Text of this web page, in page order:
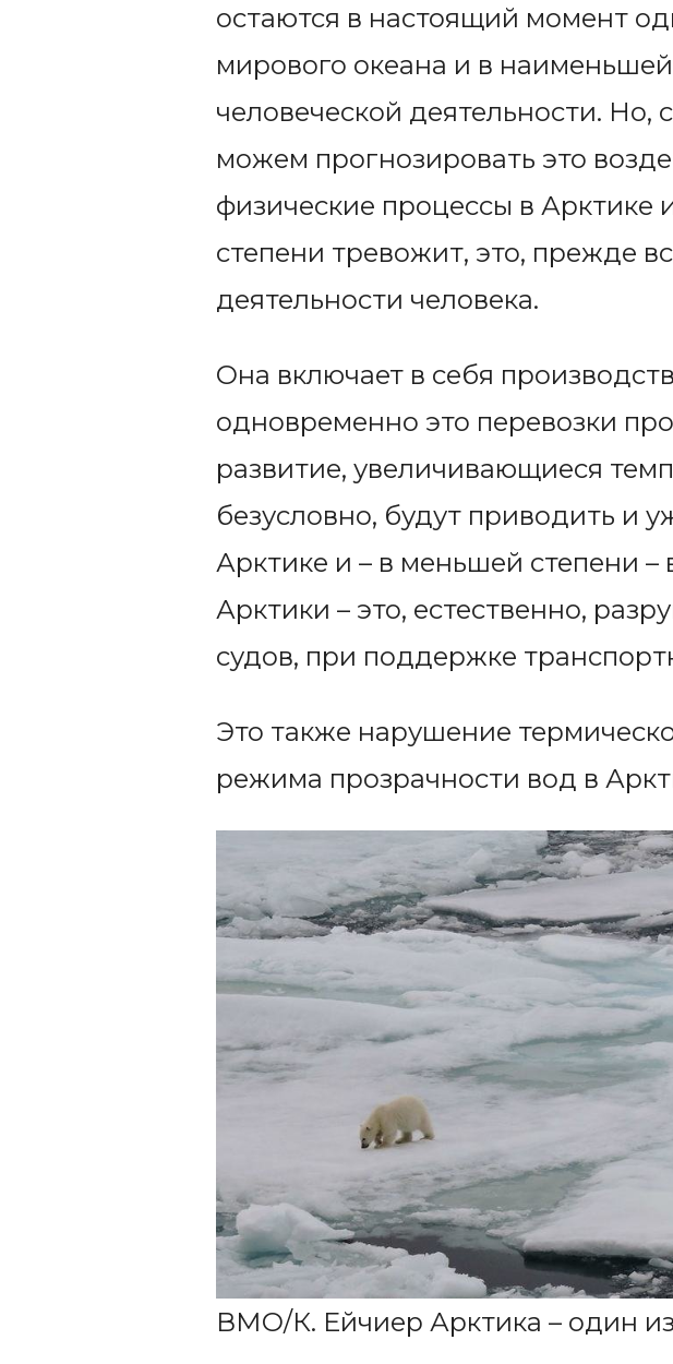
остаются в настоящий момент
мирового океана и в
человеческой деятельности. Но,
можем прогнозировать это
физические процессы в Арктике
степени тревожит, это, прежде
деятельности человека.
Она включает в себя
одновременно это перевозки
развитие, увеличивающиеся
безусловно, будут приводить и
Арктике и – в меньшей степени –
Арктики – это, естественно,
судов, при поддержке
Это также нарушение
режима прозрачности вод в
ВМО/К. Ейчиер Арктика – один